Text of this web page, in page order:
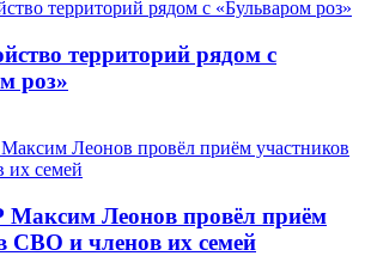
территорий рядом с
роз»
Леонов провёл приём
СВО и членов их семей